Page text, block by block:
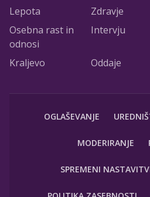
Lepota
Zdravje
Osebna rast in
odnosi
Intervju
Kraljevo Oddaje
OGLAŠEVANJE
MODERIRANJE
SPREMENI